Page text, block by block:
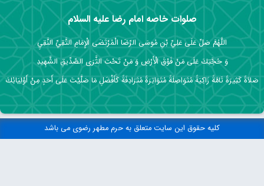
صلوات خاصه امام رضا علیه السلام
اللَّهُمَّ صَلِّ عَلَى عَلِيِّ بْنِ مُوسَى الرِّضَا الْمُرْتَضَى الْإِمَامِ التَّقِيِّ النَّقِيِ
وَ حُجَّتِكَ عَلَى مَنْ فَوْقَ الْأَرْضِ وَ مَنْ تَحْتَ الثَّرَى الصِّدِّيقِ الشَّهِيدِ
صَلاَةً كَثِيرَةً تَامَّةً زَاكِيَةً مُتَوَاصِلَةً مُتَوَاتِرَةً مُتَرَادِفَةً كَأَفْضَلِ مَا صَلَّيْتَ عَلَى أَحَدٍ مِنْ أَوْلِيَائِكَ
کلیه حقوق این سایت متعلق به حرم مطهر رضوی می باشد